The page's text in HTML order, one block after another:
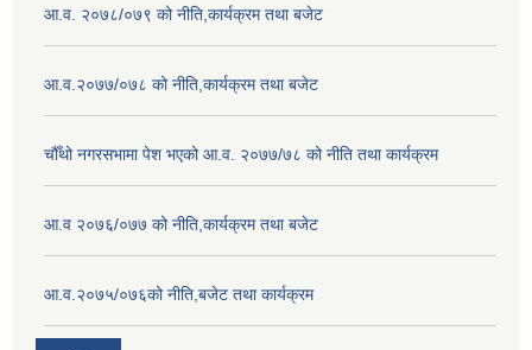
आ.व. २०७८/०७९ को नीति,कार्यक्रम तथा बजेट
आ.व.२०७७/०७८ को नीति,कार्यक्रम तथा बजेट
चौँथो नगरसभामा पेश भएको आ.व. २०७७/७८ को नीति तथा कार्यक्रम
आ.व २०७६/०७७ को नीति,कार्यक्रम तथा बजेट
आ.व.२०७५/०७६को नीति,बजेट तथा कार्यक्रम